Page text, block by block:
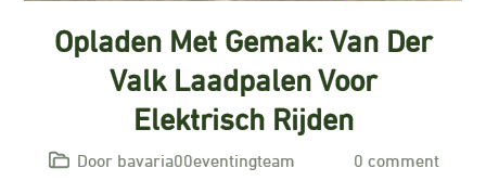
Opladen Met Gemak: Van Der
Valk Laadpalen Voor
Elektrisch Rijden
Door bavaria00eventingteam
0 comment